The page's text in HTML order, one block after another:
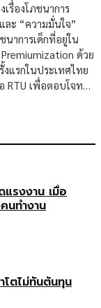
รื่องโภชนาการ
ละ “ความมั่นใจ”
นาการเด็กที่อยู่ใน
ด้วย
แรกในประเทศไทย
RTU เพื่อตอบโจทย์
ารเกิดลดลง แต่
ยังคงพร้อมลงทุนกับ
ารใช้งาน ตลาด
Nielsen ปี 2025
านบาท และปรับตัว
กเกิดใหม่น้อยลง
กรรมของคุณแม่ยุค
ตอนในชีวิตประจำวัน
น่งให้เป็นผลิตภัณฑ์
รงงาน เมื่อ
นทำงาน
โตไม่ทันต้นทุน